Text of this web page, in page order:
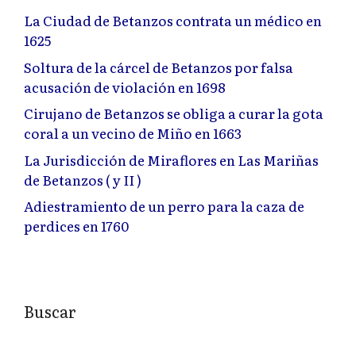
La Ciudad de Betanzos contrata un médico en
1625
Soltura de la cárcel de Betanzos por falsa
acusación de violación en 1698
Cirujano de Betanzos se obliga a curar la gota
coral a un vecino de Miño en 1663
La Jurisdicción de Miraflores en Las Mariñas
de Betanzos ( y II )
Adiestramiento de un perro para la caza de
perdices en 1760
Buscar